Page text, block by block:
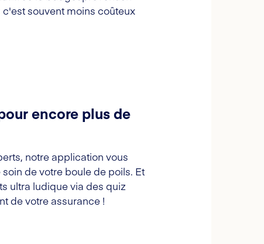
souvent moins coûteux
encore plus de
notre application vous
de votre boule de poils. Et
ultra ludique via des quiz
de votre assurance !